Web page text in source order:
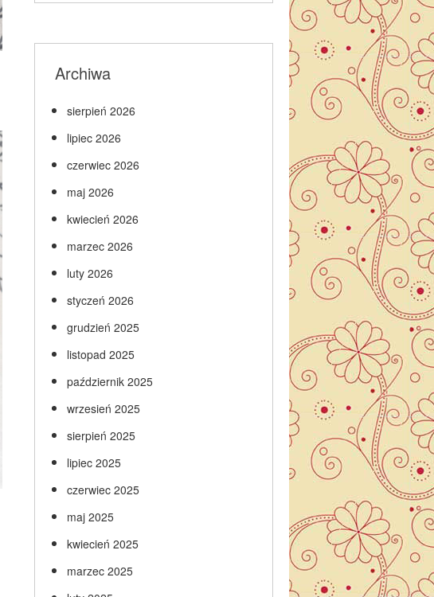
Archiwa
sierpień 2026
lipiec 2026
czerwiec 2026
maj 2026
kwiecień 2026
marzec 2026
luty 2026
styczeń 2026
grudzień 2025
listopad 2025
październik 2025
wrzesień 2025
sierpień 2025
lipiec 2025
czerwiec 2025
maj 2025
kwiecień 2025
marzec 2025